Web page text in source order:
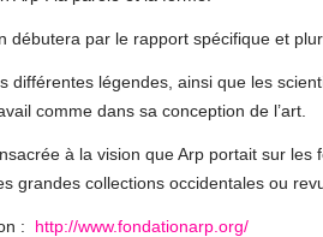
débutera par le rapport spécifique et
différentes légendes, ainsi que les
comme dans sa conception de l’art.
à la vision que Arp portait sur
grandes collections occidentales ou
: http://www.fondationarp.org/